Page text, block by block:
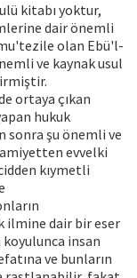
kitabı yoktur,
dair önemli
olan Ebü'l-
ve kaynak usul
ortaya çıkan
hukuk
sonra şu önemli ve
evvelki
kıymetli
ilmine dair bir eser
koyulunca insan
ve bunların